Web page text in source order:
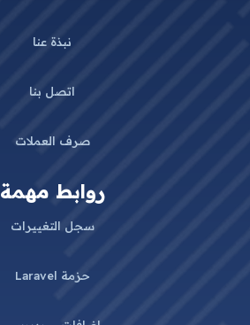
نبذة عنا
اتصل بنا
صرف العملات
روابط مهمة
سجل التغييرات
حزمة Laravel